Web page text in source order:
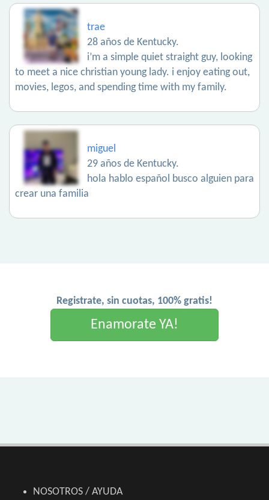
trae
28 años de Kentucky.
i’m a simple quiet straight guy, looking
to meet a nice christian young lady. i enjoy eating out,
movies, legos, and spending time with my family.
miguel
29 años de Kentucky.
hola hablo español busco alguien para
crear una familia
Registrate, sin cuotas, 100% gratis!
Enamorate YA!
NOSOTROS / AYUDA